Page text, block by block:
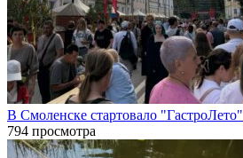
В Смоленске стартовало "ГастроЛето"
794 просмотра